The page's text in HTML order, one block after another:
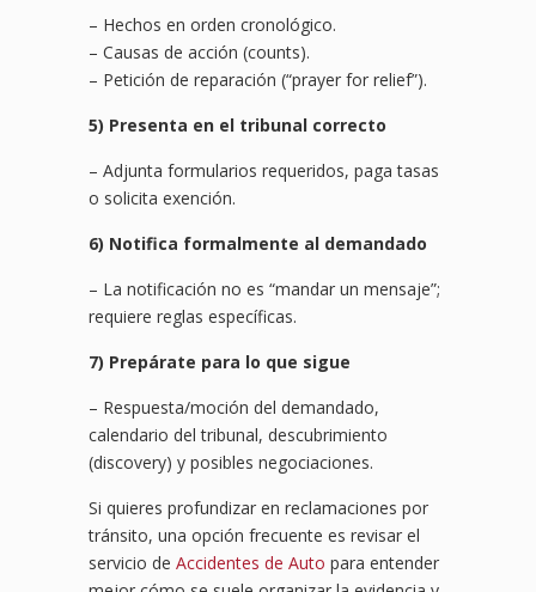
– Hechos en orden cronológico.
– Causas de acción (counts).
– Petición de reparación (“prayer for relief”).
5) Presenta en el tribunal correcto
– Adjunta formularios requeridos, paga tasas
o solicita exención.
6) Notifica formalmente al demandado
– La notificación no es “mandar un mensaje”;
requiere reglas específicas.
7) Prepárate para lo que sigue
– Respuesta/moción del demandado,
calendario del tribunal, descubrimiento
(discovery) y posibles negociaciones.
Si quieres profundizar en reclamaciones por
tránsito, una opción frecuente es revisar el
servicio de Accidentes de Auto para entender